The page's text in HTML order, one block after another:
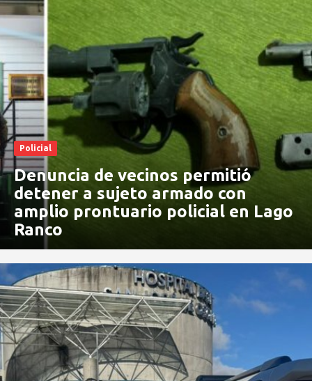
Policial
Denuncia de vecinos permitió
detener a sujeto armado con
amplio prontuario policial en Lago
Ranco